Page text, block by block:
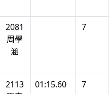
2081
周學
涵
7
2113
01:15.60 7